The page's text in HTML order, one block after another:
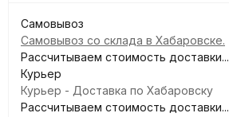
Самовывоз
Самовывоз со склада в Хабаровске.
Рассчитываем стоимость доставки...
Курьер
Курьер - Доставка по Хабаровску
Рассчитываем стоимость доставки...